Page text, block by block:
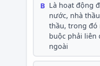
B Là hoạt động
nước, nhà
thầu, trong đó
buộc phải liên
ngoài